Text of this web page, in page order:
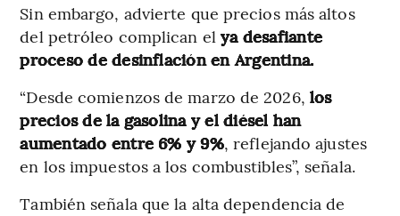
Sin embargo, advierte que precios más altos
del petróleo complican el ya desafiante
proceso de desinflación en Argentina.
“Desde comienzos de marzo de 2026, los
precios de la gasolina y el diésel han
aumentado entre 6% y 9%, reflejando ajustes
en los impuestos a los combustibles”, señala.
También señala que la alta dependencia de